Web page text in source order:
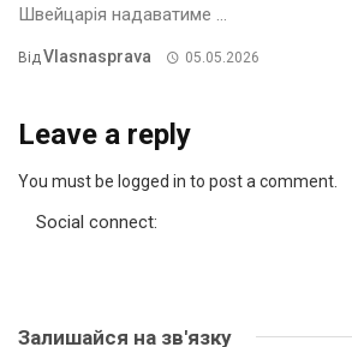
Швейцарія надаватиме ...
ВідVlasnasprava 05.05.2026
Leave a reply
You must be logged in to post a comment.
Social connect:
Залишайся на зв'язку